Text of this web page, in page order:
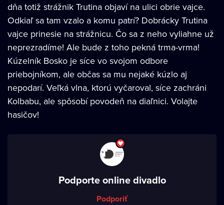
dňa totiž strážnik Trutina objaví na ulici obrie vajce.
Odkiaľ sa tam vzalo a komu patrí? Dobrácky Trutina
vajce prinesie na strážnicu. Čo sa z neho vyliahne už
neprezradíme! Ale bude z toho pekná trma-vrma!
Kúzelník Bosko je síce vo svojom odbore
priebojníkom, ale občas sa mu nejaké kúzlo aj
nepodarí. Veľká vlna, ktorú vyčaroval, síce zachráni
Kolbabu, ale spôsobí povodeň na diaľnici. Volajte
hasičov!
Podporte online divadlo
Podporiť